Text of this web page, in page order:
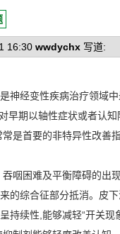
16:30 wwdychx 写道:
神经变性疾病治疗领域
早期以轴性症状或者认
是首要的非特异性改善
咽困难及平衡障碍的出
的综合征部分抵消。皮
持续性,能够减轻“开关